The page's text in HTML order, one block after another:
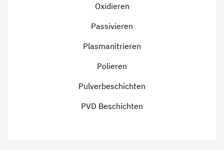
Oxidieren
Passivieren
Plasmanitrieren
Polieren
Pulverbeschichten
PVD Beschichten